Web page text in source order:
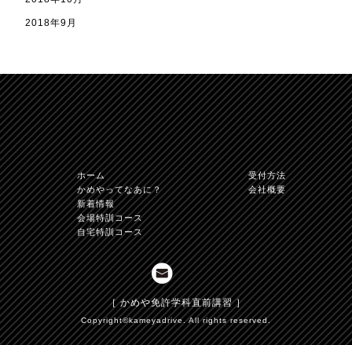
2018年9月
TOPへ
かめや免許学科
ホーム
かめやってなあに？
新着情報
会場特訓コース
自宅特訓コース
受付方法
会社概要
［ かめや免許学科直前講習 ］
Copyright©kameyadrive. All rights reserved.